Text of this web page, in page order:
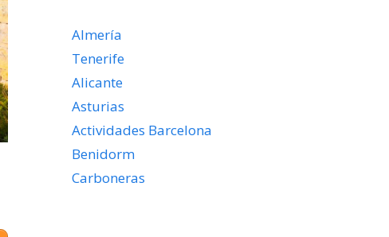
Almería
Tenerife
Alicante
Asturias
Actividades Barcelona
Benidorm
Carboneras